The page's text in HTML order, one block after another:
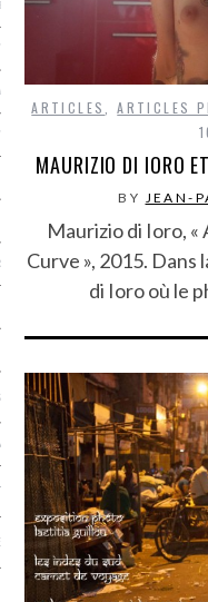
BONHEUR
GUERRE
EN VOD
ARTICLES ,ARTICLES
MAURIZIO DI IORO
BY JEAN-
Maurizio di Ioro, «
Curve », 2015.
di Ioro où le